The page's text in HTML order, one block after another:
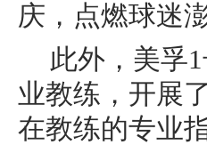
庆，点燃球迷
此外，美孚
业教练，开展
在教练的专业